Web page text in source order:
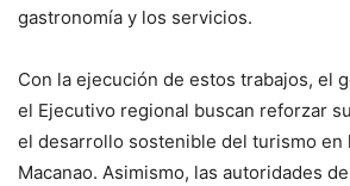
gastronomía y los servicios.
Con la ejecución de estos trabajos, el
el Ejecutivo regional buscan reforzar
el desarrollo sostenible del turismo en
Macanao. Asimismo, las autoridades